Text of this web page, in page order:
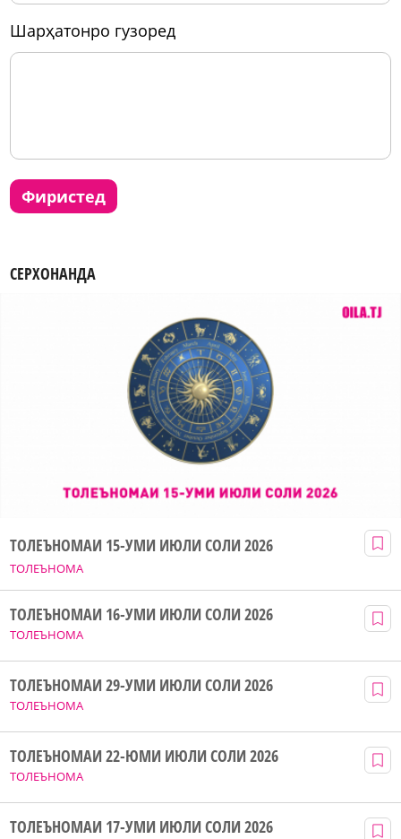
шарҳатонро гузоред
фиристед
СЕРХОНАНДА
ТОЛЕЪНОМА
ТОЛЕЪНОМАИ 15-УМИ ИЮЛИ СОЛИ 2026
ТОЛЕЪНОМА
ТОЛЕЪНОМАИ 16-УМИ ИЮЛИ СОЛИ 2026
ТОЛЕЪНОМА
ТОЛЕЪНОМАИ 29-УМИ ИЮЛИ СОЛИ 2026
ТОЛЕЪНОМА
ТОЛЕЪНОМАИ 22-ЮМИ ИЮЛИ СОЛИ 2026
ТОЛЕЪНОМАИ 17-УМИ ИЮЛИ СОЛИ 2026